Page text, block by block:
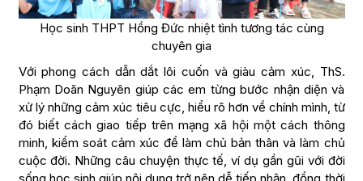
Học sinh THPT Hồng Đức nhiệt tình tương tác cùng
chuyên gia
Với phong cách dẫn dắt lôi cuốn và giàu cảm xúc, ThS.
Phạm Doãn Nguyên giúp các em từng bước nhận diện và
xử lý những cảm xúc tiêu cực, hiểu rõ hơn về chính mình, từ
đó biết cách giao tiếp trên mạng xã hội một cách thông
minh, kiểm soát cảm xúc để làm chủ bản thân và làm chủ
cuộc đời. Những câu chuyện thực tế, ví dụ gần gũi với đời
sống học sinh giúp nội dung trở nên dễ tiếp nhận, đồng thời